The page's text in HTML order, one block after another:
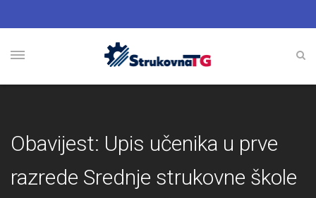
Obavijest: Upis učenika u prve
razrede Srednje strukovne škole